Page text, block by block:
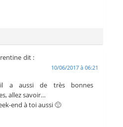
dit :
10/06/2017 à 06:21
a aussi de très bonnes
allez savoir…
end à toi aussi 🙂